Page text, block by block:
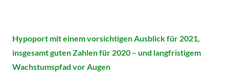
Hypoport mit einem vorsichtigen Ausblick für 2021,
insgesamt guten Zahlen für 2020 – und langfristigem
Wachstumspfad vor Augen